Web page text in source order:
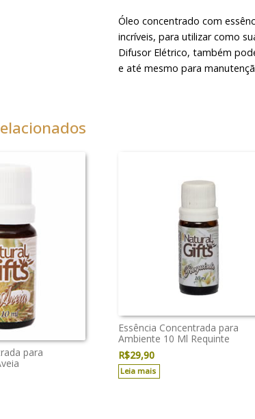
Óleo concentrado com
incríveis, para utilizar como
Difusor Elétrico, também
e até mesmo para
para
Essência Concentrada para
Ambiente 10 Ml Requinte
R$29,90
Leia mais